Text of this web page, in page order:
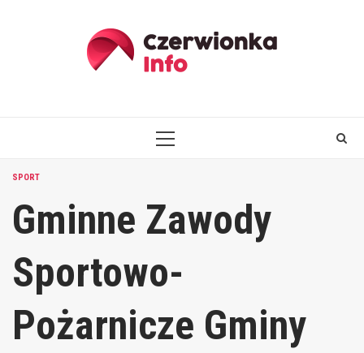
PRIMARY
SPORT
Gminne Zawody
Sportowo-
Pożarnicze Gminy